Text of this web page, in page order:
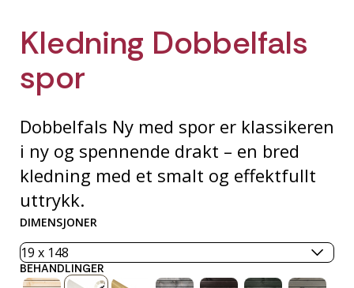
Kledning Dobbelfals
spor
Dobbelfals Ny med spor er klassikeren
i ny og spennende drakt – en bred
kledning med et smalt og effektfullt
uttrykk.
DIMENSJONER
BEHANDLINGER